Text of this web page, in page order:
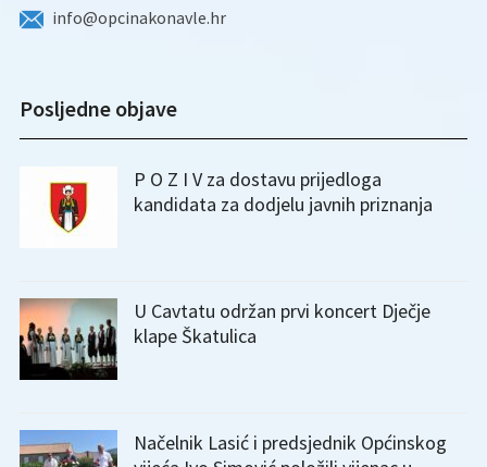
info@opcinakonavle.hr
Posljedne objave
P O Z I V za dostavu prijedloga
kandidata za dodjelu javnih priznanja
U Cavtatu održan prvi koncert Dječje
klape Škatulica
Načelnik Lasić i predsjednik Općinskog